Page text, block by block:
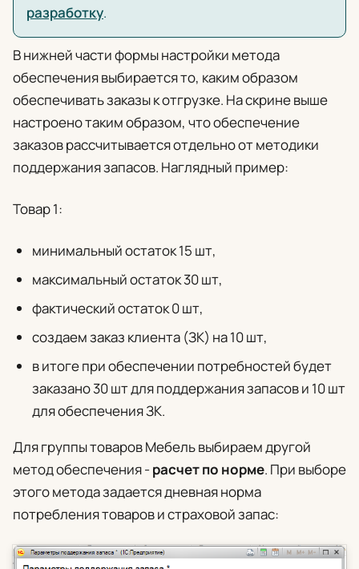
разработку.
В нижней части формы настройки метода
обеспечения выбирается то, каким образом
обеспечивать заказы к отгрузке. На скрине выше
настроено таким образом, что обеспечение
заказов рассчитывается отдельно от методики
поддержания запасов. Наглядный пример:
Товар 1:
минимальный остаток 15 шт,
максимальный остаток 30 шт,
фактический остаток 0 шт,
создаем заказ клиента (ЗК) на 10 шт,
в итоге при обеспечении потребностей будет
заказано 30 шт для поддержания запасов и 10 шт
для обеспечения ЗК.
Для группы товаров Мебель выбираем другой
метод обеспечения -расчет по норме. При выборе
этого метода задается дневная норма
потребления товаров и страховой запас: